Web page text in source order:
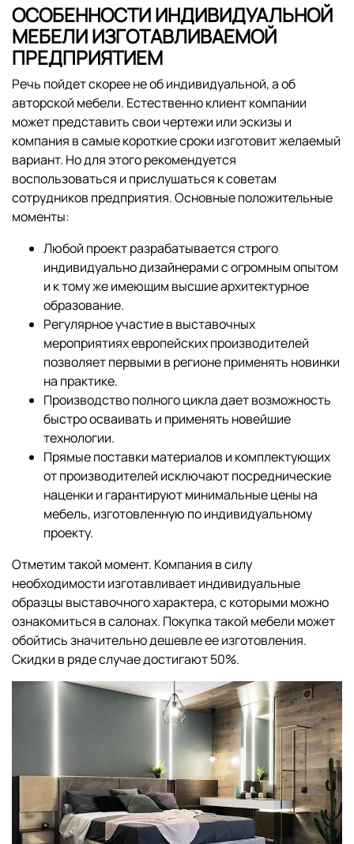
ОСОБЕННОСТИ ИНДИВИДУАЛЬНОЙ
МЕБЕЛИ ИЗГОТАВЛИВАЕМОЙ
ПРЕДПРИЯТИЕМ
Речь пойдет скорее не об индивидуальной, а об
авторской мебели. Естественно клиент компании
может представить свои чертежи или эскизы и
компания в самые короткие сроки изготовит желаемый
вариант. Но для этого рекомендуется
воспользоваться и прислушаться к советам
сотрудников предприятия. Основные положительные
моменты:
Любой проект разрабатывается строго
индивидуально дизайнерами с огромным опытом
и к тому же имеющим высшие архитектурное
образование.
Регулярное участие в выставочных
мероприятиях европейских производителей
позволяет первыми в регионе применять новинки
на практике.
Производство полного цикла дает возможность
быстро осваивать и применять новейшие
технологии.
Прямые поставки материалов и комплектующих
от производителей исключают посреднические
наценки и гарантируют минимальные цены на
мебель, изготовленную по индивидуальному
проекту.
Отметим такой момент. Компания в силу
необходимости изготавливает индивидуальные
образцы выставочного характера, с которыми можно
ознакомиться в салонах. Покупка такой мебели может
обойтись значительно дешевле ее изготовления.
Скидки в ряде случае достигают 50%.